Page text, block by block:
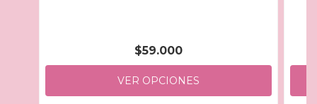
$59.000
VER OPCIONES